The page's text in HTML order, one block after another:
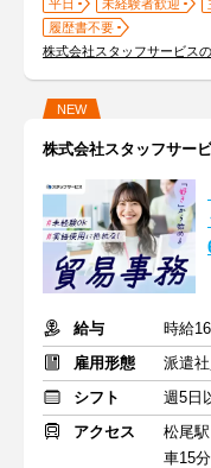
平日 未経験者歓迎
履歴書不要
株式会社スタッフサービス
NEW
株式会社スタッフサー
給与
時給
雇用形態
派遣社
シフト
週5日
アクセス
松尾駅
車15分